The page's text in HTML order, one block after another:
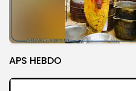
APS HEBDO